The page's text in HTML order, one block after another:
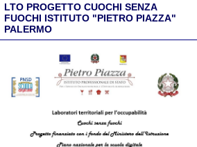
LTO PROGETTO CUOCHI SENZA
FUOCHI ISTITUTO "PIETRO PIAZZA"
PALERMO